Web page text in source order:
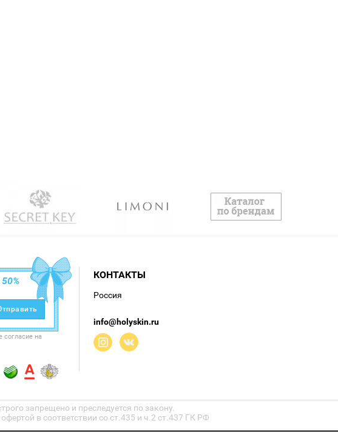
согласие на
КОНТАКТЫ
Россия
info@holyskin.ru
запрещено и преследуется по закону.
в соответствии со ст.435 и ч.2 ст.437 ГК РФ